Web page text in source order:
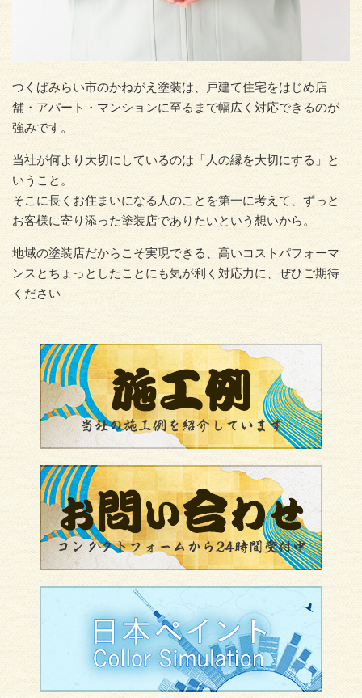
つくばみらい市のかねがえ塗装は、戸建て住宅をはじめ店
舗・アパート・マンションに至るまで幅広く対応できるのが
強みです。
当社が何より大切にしているのは「人の縁を大切にする」と
いうこと。
そこに長くお住まいになる人のことを第一に考えて、ずっと
お客様に寄り添った塗装店でありたいという想いから。
地域の塗装店だからこそ実現できる、高いコストパフォーマ
ンスとちょっとしたことにも気が利く対応力に、ぜひご期待
ください